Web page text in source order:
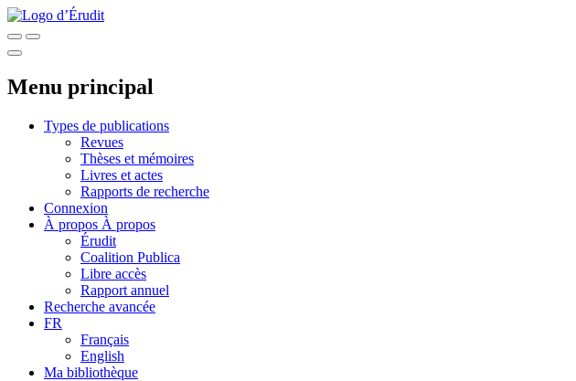
Menu principal
Types de publications
Revues
Thèses et mémoires
Livres et actes
Rapports de recherche
Connexion
À propos À propos
Érudit
Coalition Publica
Libre accès
Rapport annuel
Recherche avancée
FR
Français
English
Ma bibliothèque